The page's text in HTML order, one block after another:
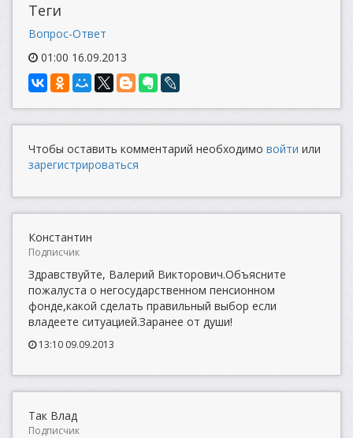
Теги
Вопрос-Ответ
01:00 16.09.2013
Чтобы оставить комментарий необходимо войти или
зарегистрироваться
Константин
Подписчик
Здравствуйте, Валерий Викторович.Объясните
пожалуста о негосударственном пенсионном
фонде,какой сделать правильный выбор если
владеете ситуацией.Заранее от души!
13:10 09.09.2013
Так Влад
Подписчик